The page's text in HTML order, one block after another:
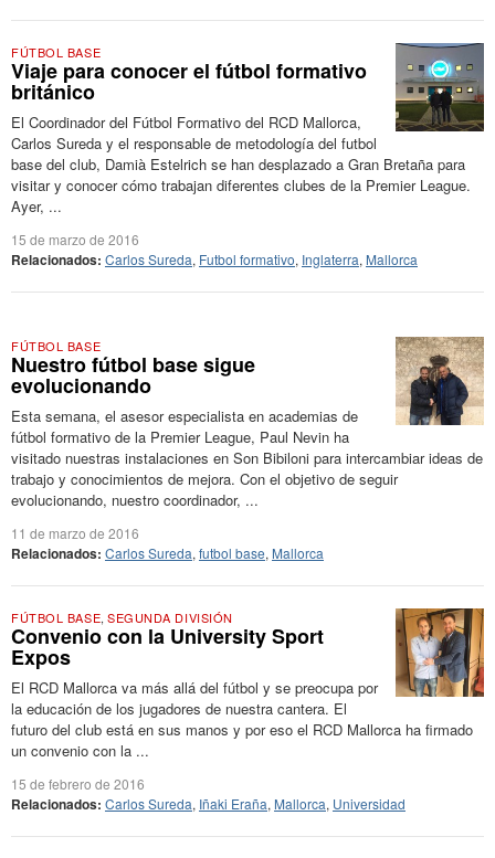
FÚTBOL BASE
Viaje para conocer el fútbol formativo
británico
El Coordinador del Fútbol Formativo del RCD Mallorca,
Carlos Sureda y el responsable de metodología del futbol
base del club, Damià Estelrich se han desplazado a Gran Bretaña para
visitar y conocer cómo trabajan diferentes clubes de la Premier League.
Ayer, ...
15 de marzo de 2016
Relacionados: Carlos Sureda, Futbol formativo, Inglaterra, Mallorca
FÚTBOL BASE
Nuestro fútbol base sigue
evolucionando
Esta semana, el asesor especialista en academias de
fútbol formativo de la Premier League, Paul Nevin ha
visitado nuestras instalaciones en Son Bibiloni para intercambiar ideas de
trabajo y conocimientos de mejora. Con el objetivo de seguir
evolucionando, nuestro coordinador, ...
11 de marzo de 2016
Relacionados: Carlos Sureda, futbol base, Mallorca
FÚTBOL BASE,SEGUNDA DIVISIÓN
Convenio con la University Sport
Expos
El RCD Mallorca va más allá del fútbol y se preocupa por
la educación de los jugadores de nuestra cantera. El
futuro del club está en sus manos y por eso el RCD Mallorca ha firmado
un convenio con la ...
15 de febrero de 2016
Relacionados: Carlos Sureda, Iñaki Eraña, Mallorca, Universidad